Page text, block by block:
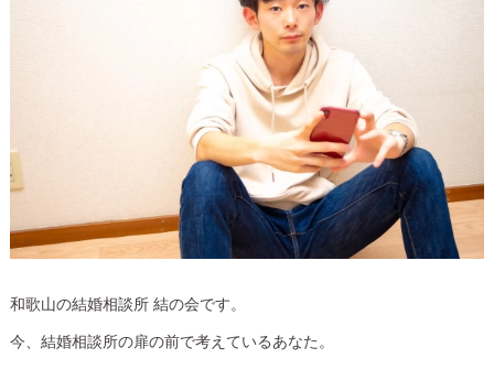
和歌山の結婚相談所 結の会です。
今、結婚相談所の扉の前で考えているあなた。